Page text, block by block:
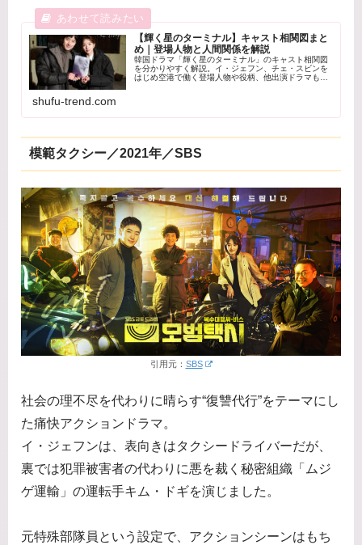
【輝く星のターミナル】キャスト相関図まと
め｜登場人物と人間関係を解説
韓国ドラマ「輝く星のターミナル」のキャスト相関図
を分かりやすく解説。イ・ジェフン、チェ・スビンを
はじめ空港で働く登場人物や役柄、他出演ドラマもま
shufu-trend.com
模範タクシー／2021年／SBS
引用元： SBS
社会の理不尽を代わりに晴らす“復讐代行”をテーマにし
た痛快アクションドラマ。
イ・ジェフンは、表向きはタクシードライバーだが、
裏では犯罪被害者の代わりに悪を裁く秘密組織「ムジ
ゲ運輸」の運転手キム・ドギを演じました。
元特殊部隊員という設定で、アクションシーンはもち